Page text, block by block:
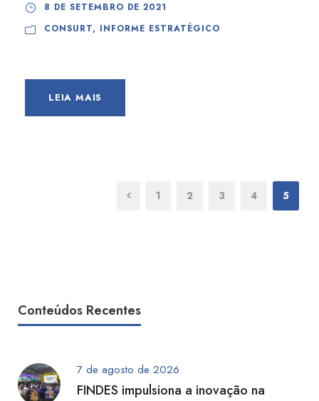
8 DE SETEMBRO DE 2021
CONSURT, INFORME ESTRATÉGICO
LEIA MAIS
1 2 3 4 5
Conteúdos Recentes
7 de agosto de 2026
FINDES impulsiona a inovação na